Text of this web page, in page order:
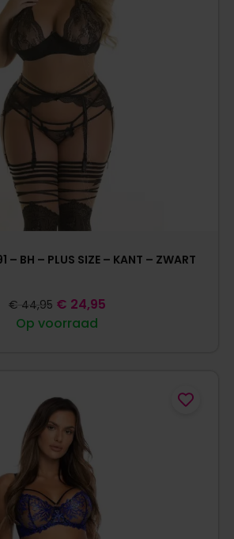
– BH – PLUS SIZE – KANT – ZWART
Op voorraad
€ 44,95 € 24,95